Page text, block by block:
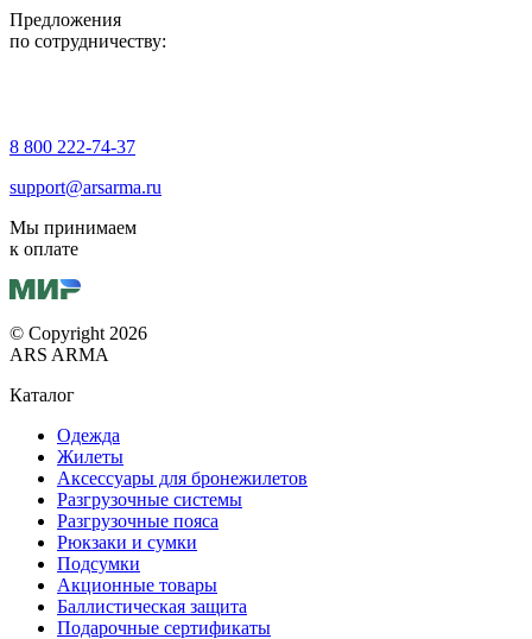
Предложения
по сотрудничеству:
8 800 222-74-37
support@arsarma.ru
Мы принимаем
к оплате
© Copyright 2026
ARS ARMA
Каталог
Одежда
Жилеты
Аксессуары для бронежилетов
Разгрузочные системы
Разгрузочные пояса
Рюкзаки и сумки
Подсумки
Акционные товары
Баллистическая защита
Подарочные сертификаты